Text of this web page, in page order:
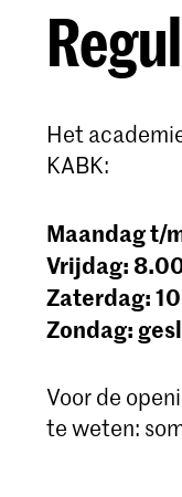
Het
KABK:
Maandag t/
Vrijdag:
Zaterdag:
Zondag:
Voor de
te weten: